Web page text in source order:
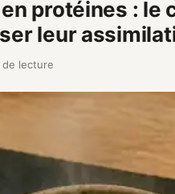
protéines : le
leur
de lecture